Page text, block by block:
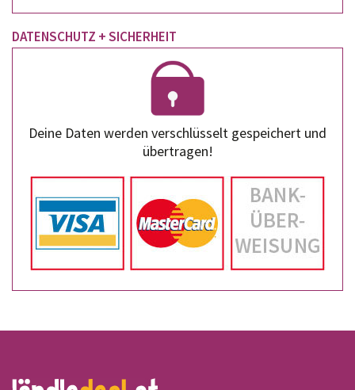
DATENSCHUTZ + SICHERHEIT
Deine Daten werden verschlüsselt gespeichert und
übertragen!